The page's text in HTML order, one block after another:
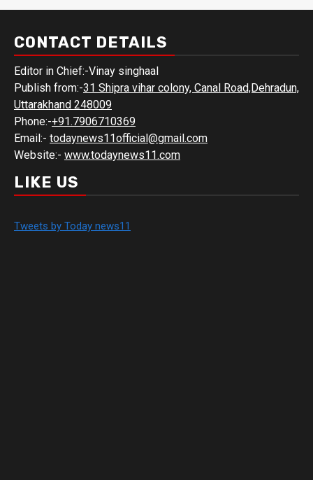
CONTACT DETAILS
Editor in Chief:-Vinay singhaal
Publish from:-31 Shipra vihar colony, Canal Road,Dehradun,
Uttarakhand 248009
Phone:-+91.7906710369
Email:- todaynews11official@gmail.com
Website:- www.todaynews11.com
LIKE US
Tweets by Today news11